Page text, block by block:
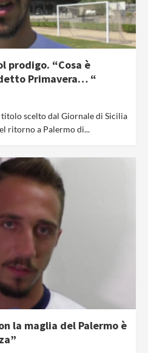
prodigo. “Cosa è
Primavera… “
scelto dal Giornale di Sicilia
ritorno a Palermo di...
la maglia del Palermo è